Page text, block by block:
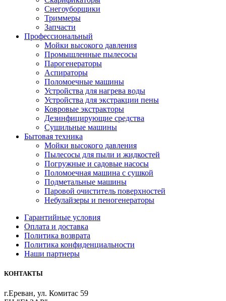
Снегоуборщики
Триммеры
Запчасти
Профессиональный
Мойки высокого давления
Промышленные пылесосы
Парогенераторы
Аспираторы
Поломоечные машины
Устройства для нагрева воды
Устройства для экстракции пены
Ковровые экстракторы
Дезинфицирующие средства
Сушильные машины
Бытовая техника
Мойки высокого давления
Пылесосы для пыли и жидкостей
Погружные и садовые насосы
Поломоечная машина с сушкой
Подметальные машины
Паровой очиститель поверхностей
Небулайзеры и пеногенераторы
Гарантийные условия
Оплата и доставка
Политика возврата
Политика конфиденциальности
Наши партнеры
КОНТАКТЫ
г.Ереван, ул. Комитас 59